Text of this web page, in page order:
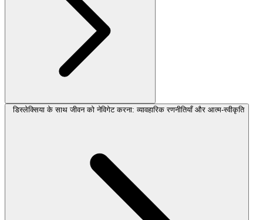
डिस्लेक्सिया के साथ जीवन को नेविगेट करना: व्यावहारिक रणनीतियाँ और आत्म-स्वीकृति